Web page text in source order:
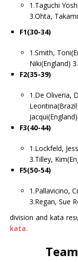
1.Taguchi
3.Ohta,
F1(30-34)
1.Smith,
Niki(England)
F2(35-39)
1.De Oliveria,
Jacqui(England)
F3(40-44)
1.Lockfeld,
3.Tilley,
F5(50-54)
1.Pallavicino,
3.Regan, Sue
division and kata
kata.